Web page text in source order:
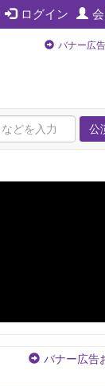
ログイン
バナー広
公
バナー広告